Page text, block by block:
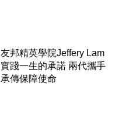
友邦精英學院Jeffery Lam
實踐一生的承諾 兩代攜手
承傳保障使命